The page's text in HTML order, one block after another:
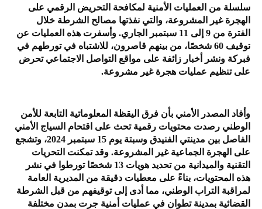
سلسلة من العمليات الأمنية لمكافحة التحريض الرقمي على
الهجرة غير المشروعة، والتي نفذتها مصالح الشرطة خلال
الفترة من 9 إلى 11 سبتمبر الجاري. وأسفرت هذه العمليات عن
توقيف 60 شخصًا، من بينهم قاصرون، للاشتباه في تورطهم في
فبركة ونشر أخبار زائفة على مواقع التواصل الاجتماعي تحرض
على تنظيم عمليات هجرة غير مشروعة.
وأفاد المصدر الأمني بأن فرق اليقظة المعلوماتية التابعة للأمن
الوطني رصدت محتويات رقمية تحث على اقتحام السياج الأمني
الفاصل بين مدينتي الفنيدق وسبتة يوم 15 سبتمبر 2024، وتشجع
على الهجرة الجماعية غير المشروعة. وقد تمكنت التحريات
التقنية والميدانية من تحديد هويات 13 شخصًا تورطوا في نشر
هذه المحتويات، بناءً على معطيات دقيقة من المديرية العامة
لمراقبة التراب الوطني، مما أدى إلى توقيفهم من قبل الشرطة
القضائية بمدينة تطوان في عمليات أمنية جرت بمدن مختلفة